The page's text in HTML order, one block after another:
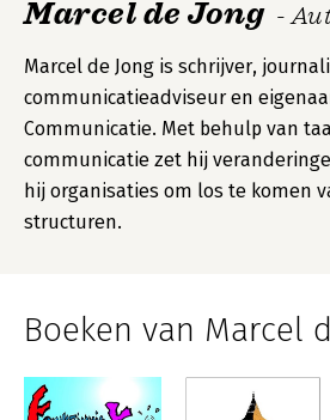
Marcel de Jong -
Marcel de Jong is schrijver,
communicatieadviseur en
Communicatie. Met behulp van
communicatie zet hij
hij organisaties om los te komen
structuren.
Boeken van Marcel